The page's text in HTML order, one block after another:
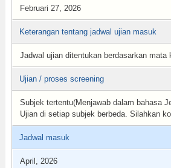
Februari 27, 2026
Keterangan tentang jadwal ujian masuk
Jadwal ujian ditentukan berdasarkan mata
Ujian / proses screening
Subjek tertentu(Menjawab dalam bahasa
Ujian di setiap subjek berbeda. Silahkan
Jadwal masuk
April, 2026